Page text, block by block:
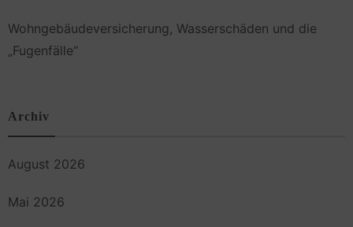
Wohngebäudeversicherung, Wasserschäden und die
„Fugenfälle“
Archiv
August 2026
Mai 2026